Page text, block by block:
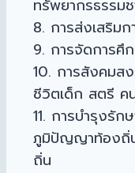
ทรัพยากรธรรม
8. การส่งเสริม
9. การจัดการศึ
10. การสังคมส
ชีวิตเด็ก สตรี ค
11. การบำรุงรัก
ภูมิปัญญาท้องถิ่
ถิ่น